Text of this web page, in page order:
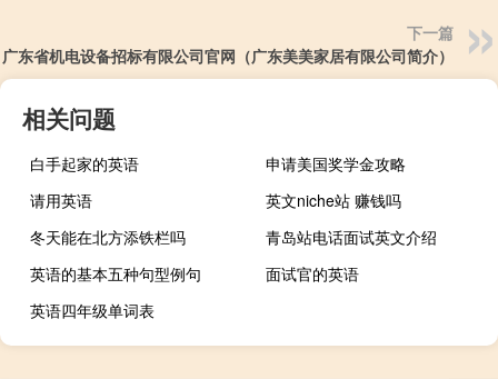
下一篇
广东省机电设备招标有限公司官网（广东美美家居有限公司简介）
相关问题
白手起家的英语
申请美国奖学金攻略
请用英语
英文niche站 赚钱吗
冬天能在北方添铁栏吗
青岛站电话面试英文介绍
英语的基本五种句型例句
面试官的英语
英语四年级单词表